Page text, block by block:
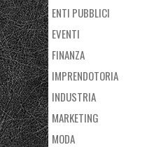
ENTI PUBBLICI
EVENTI
FINANZA
IMPRENDOTORIA
INDUSTRIA
MARKETING
MODA